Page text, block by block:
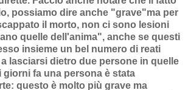
possiamo dire anche "grave"ma per
il morto, non ci sono lesioni
quelle dell'anima", anche se questi
insieme un bel numero di reati
lasciarsi dietro due persone in quelle
fa una persona è stata
questo è molto più grave ma